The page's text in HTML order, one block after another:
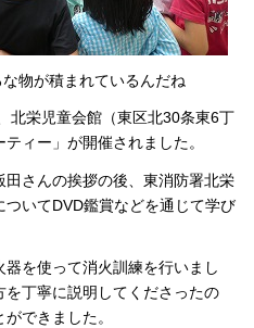
物が積まれているんだね
北栄児童会館（東区北30条東6丁
ィー」が開催されました。
さんの挨拶の後、東消防署北栄
いてDVD鑑賞などを通じて学び
を使って消火訓練を行いまし
丁寧に説明してくださったの
できました。